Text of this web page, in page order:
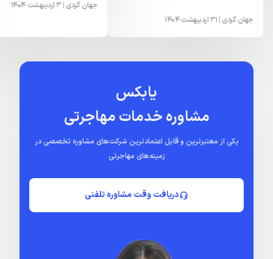
جهان گردی | 31 اردیبهشت 1404
جهان گردی | 3 اردیبهشت 1404
یابکس
مشاوره خدمات مهاجرتی
یکی از معتبرترین و قابل اعتمادترین شرکت‌های مشاوره تخصصی در
زمینه‌های مهاجرتی
دریافت وقت مشاوره تلفنی